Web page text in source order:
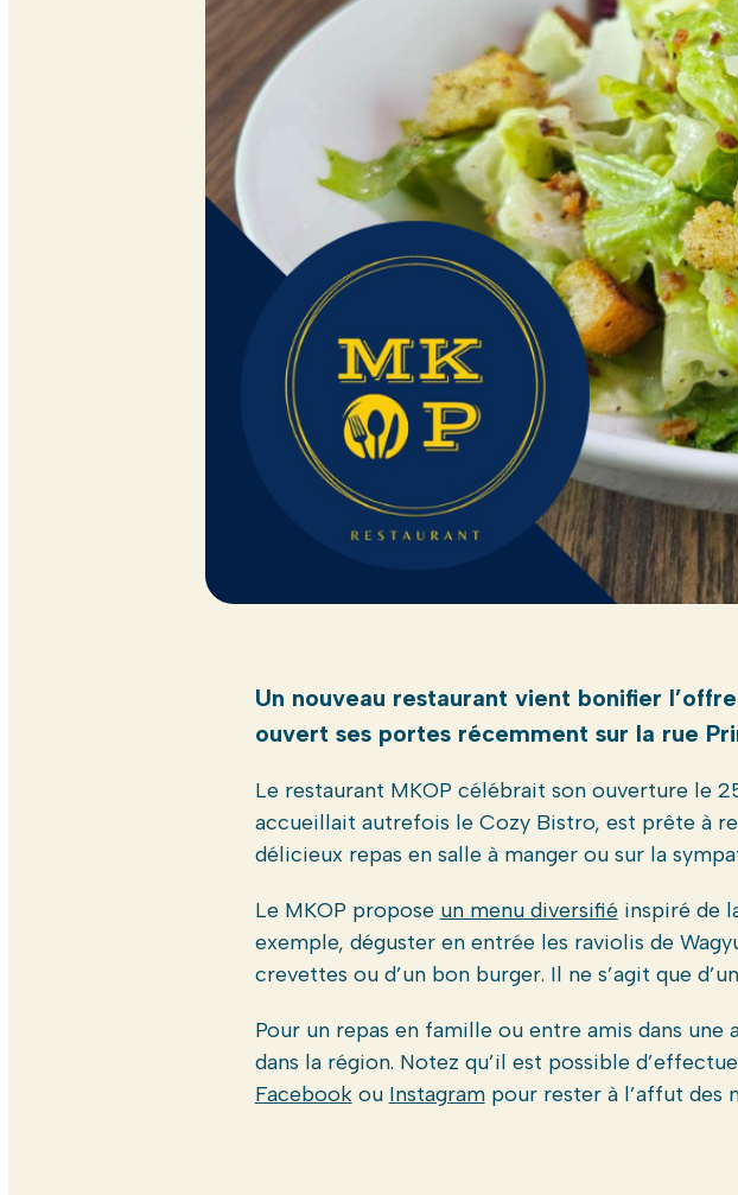
Un nouveau restaurant vient bonifier
ouvert ses portes récemment sur la rue
Le restaurant MKOP célébrait son ouverture le
accueillait autrefois le Cozy Bistro, est prête à
délicieux repas en salle à manger ou sur la
Le MKOP propose un menu diversifiéinspiré de
exemple, déguster en entrée les raviolis de
crevettes ou d’un bon burger. Il ne s’agit que
Pour un repas en famille ou entre amis dans
dans la région. Notez qu’il est possible
Facebookou Instagrampour rester à l’affut des